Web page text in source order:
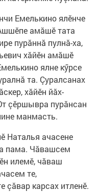
Емелькино ялӗнче
амăшӗ тата
пурăннă пулнă-ха,
хăйӗн амăшӗ
ялне кӳрсе
та. Çуралсанах
хăйӗн йăх-
çӗршывра пурăнсан
манмасть.
Наталья ачасене
пама. Чăвашсем
илемӗ, чăваш
те,
çăвар карсах итленӗ.